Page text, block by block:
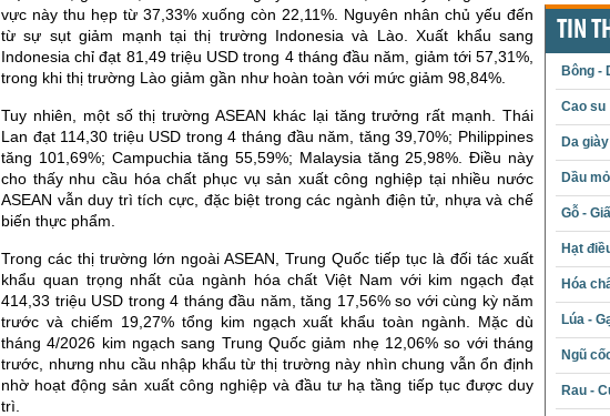
vực này thu hẹp từ 37,33% xuống còn 22,11%. Nguyên nhân chủ yếu đến
từ sự sụt giảm mạnh tại thị trường Indonesia và Lào. Xuất khẩu sang
Indonesia chỉ đạt 81,49 triệu USD trong 4 tháng đầu năm, giảm tới 57,31%,
trong khi thị trường Lào giảm gần như hoàn toàn với mức giảm 98,84%.
Tuy nhiên, một số thị trường ASEAN khác lại tăng trưởng rất mạnh. Thái
Lan đạt 114,30 triệu USD trong 4 tháng đầu năm, tăng 39,70%; Philippines
tăng 101,69%; Campuchia tăng 55,59%; Malaysia tăng 25,98%. Điều này
cho thấy nhu cầu hóa chất phục vụ sản xuất công nghiệp tại nhiều nước
ASEAN vẫn duy trì tích cực, đặc biệt trong các ngành điện tử, nhựa và chế
biến thực phẩm.
Trong các thị trường lớn ngoài ASEAN, Trung Quốc tiếp tục là đối tác xuất
khẩu quan trọng nhất của ngành hóa chất Việt Nam với kim ngạch đạt
414,33 triệu USD trong 4 tháng đầu năm, tăng 17,56% so với cùng kỳ năm
trước và chiếm 19,27% tổng kim ngạch xuất khẩu toàn ngành. Mặc dù
tháng 4/2026 kim ngạch sang Trung Quốc giảm nhẹ 12,06% so với tháng
trước, nhưng nhu cầu nhập khẩu từ thị trường này nhìn chung vẫn ổn định
nhờ hoạt động sản xuất công nghiệp và đầu tư hạ tầng tiếp tục được duy
trì.
TIN
Bông -
Cao su
Da giày
Dầu
Gỗ -
Hạt
Hóa
Lúa -
Ngũ
Rau -